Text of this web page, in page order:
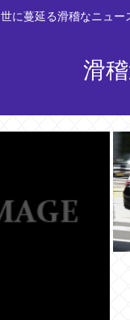
世に蔓延る滑稽なニュー
滑